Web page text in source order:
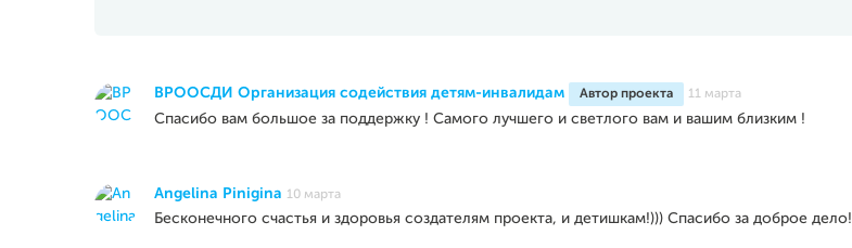
ВРООСДИ Организация содействия детям-инвалидам Автор проекта 11 марта
Спасибо вам большое за поддержку ! Самого лучшего и светлого вам и вашим близким !
Angelina Pinigina 10 марта
Бесконечного счастья и здоровья создателям проекта, и детишкам!))) Спасибо за доброе дело!